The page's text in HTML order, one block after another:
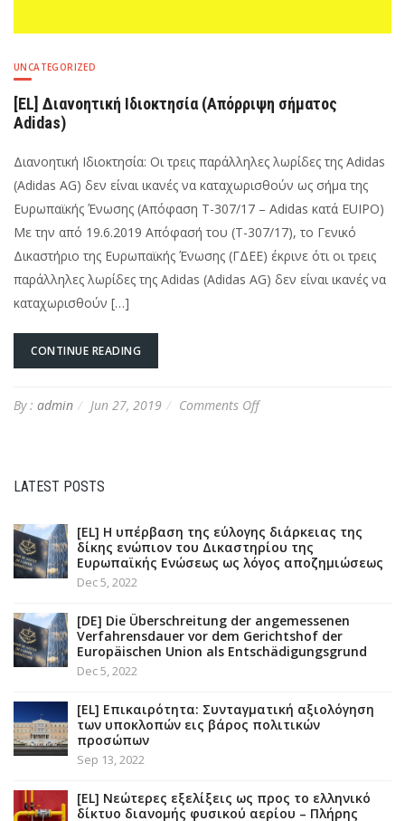
UNCATEGORIZED
[EL] Διανοητική Ιδιοκτησία (Απόρριψη σήματος
Αdidas)
Διανοητική Ιδιοκτησία: Οι τρεις παράλληλες λωρίδες της Adidas
(Adidas AG) δεν είναι ικανές να καταχωρισθούν ως σήμα της
Ευρωπαϊκής Ένωσης (Απόφαση T-307/17 – Adidas κατά EUIPO)
Με την από 19.6.2019 Απόφασή του (T-307/17), το Γενικό
Δικαστήριο της Ευρωπαϊκής Ένωσης (ΓΔΕΕ) έκρινε ότι οι τρεις
παράλληλες λωρίδες της Adidas (Adidas AG) δεν είναι ικανές να
καταχωρισθούν […]
CONTINUE READING
By : admin Jun 27, 2019 Comments Offon
LATEST POSTS
[EL] Η υπέρβαση της εύλογης διάρκειας της
δίκης ενώπιον του Δικαστηρίου της
Ευρωπαϊκής Ενώσεως ως λόγος αποζημιώσεως
Dec 5, 2022
[DE] Die Überschreitung der angemessenen
Verfahrensdauer vor dem Gerichtshof der
Europäischen Union als Entschädigungsgrund
Dec 5, 2022
[EL] Επικαιρότητα: Συνταγματική αξιολόγηση
των υποκλοπών εις βάρος πολιτικών
προσώπων
Sep 13, 2022
[EL] Νεώτερες εξελίξεις ως προς το ελληνικό
δίκτυο διανομής φυσικού αερίου – Πλήρης